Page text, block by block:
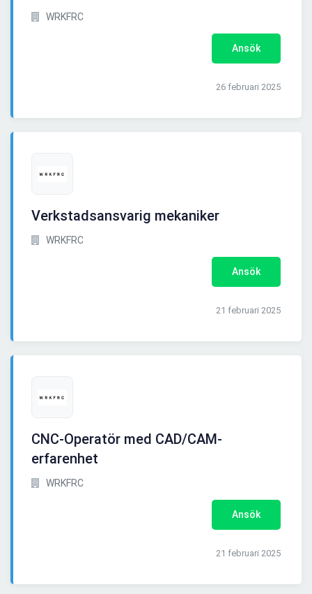
WRKFRC
Ansök
26 februari 2025
Verkstadsansvarig mekaniker
WRKFRC
Ansök
21 februari 2025
CNC-Operatör med CAD/CAM-
erfarenhet
WRKFRC
Ansök
21 februari 2025